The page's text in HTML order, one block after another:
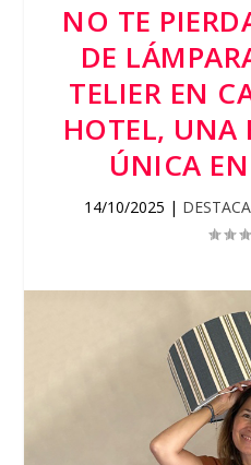
NO TE
DE
TELIER EN
HOTEL, UNA
ÚNICA EN
14/10/2025 |